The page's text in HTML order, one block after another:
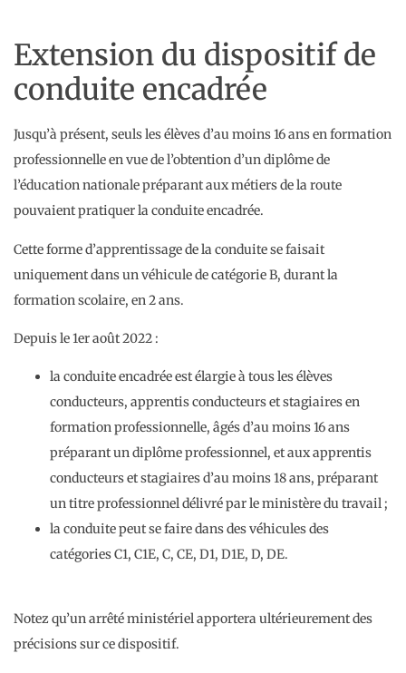
Extension du dispositif de
conduite encadrée
Jusqu’à présent, seuls les élèves d’au moins 16 ans en formation
professionnelle en vue de l’obtention d’un diplôme de
l’éducation nationale préparant aux métiers de la route
pouvaient pratiquer la conduite encadrée.
Cette forme d’apprentissage de la conduite se faisait
uniquement dans un véhicule de catégorie B, durant la
formation scolaire, en 2 ans.
Depuis le 1er août 2022 :
la conduite encadrée est élargie à tous les élèves
conducteurs, apprentis conducteurs et stagiaires en
formation professionnelle, âgés d’au moins 16 ans
préparant un diplôme professionnel, et aux apprentis
conducteurs et stagiaires d’au moins 18 ans, préparant
un titre professionnel délivré par le ministère du travail ;
la conduite peut se faire dans des véhicules des
catégories C1, C1E, C, CE, D1, D1E, D, DE.
Notez qu’un arrêté ministériel apportera ultérieurement des
précisions sur ce dispositif.